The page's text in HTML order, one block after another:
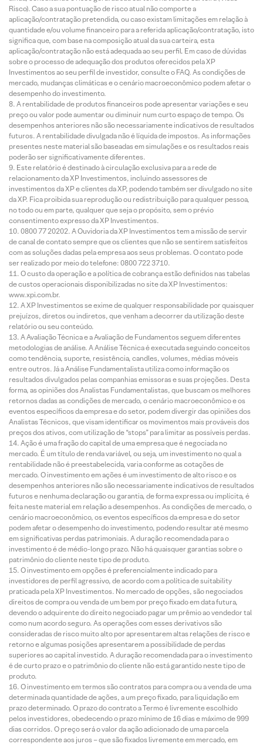
Risco). Caso a sua pontuação de risco atual não comporte a
aplicação/contratação pretendida, ou caso existam limitações em relação à
quantidade e/ou volume financeiro para a referida aplicação/contratação, isto
significa que, com base na composição atual da sua carteira, esta
aplicação/contratação não está adequada ao seu perfil. Em caso de dúvidas
sobre o processo de adequação dos produtos oferecidos pela XP
Investimentos ao seu perfil de investidor, consulte o FAQ. As condições de
mercado, mudanças climáticas e o cenário macroeconômico podem afetar o
desempenho do investimento.
A rentabilidade de produtos financeiros pode apresentar variações e seu
preço ou valor pode aumentar ou diminuir num curto espaço de tempo. Os
desempenhos anteriores não são necessariamente indicativos de resultados
futuros. A rentabilidade divulgada não é líquida de impostos. As informações
presentes neste material são baseadas em simulações e os resultados reais
poderão ser significativamente diferentes.
Este relatório é destinado à circulação exclusiva para a rede de
relacionamento da XP Investimentos, incluindo assessores de
investimentos da XP e clientes da XP, podendo também ser divulgado no site
da XP. Fica proibida sua reprodução ou redistribuição para qualquer pessoa,
no todo ou em parte, qualquer que seja o propósito, sem o prévio
consentimento expresso da XP Investimentos.
0800 77 20202. A Ouvidoria da XP Investimentos tem a missão de servir
de canal de contato sempre que os clientes que não se sentirem satisfeitos
com as soluções dadas pela empresa aos seus problemas. O contato pode
ser realizado por meio do telefone: 0800 722 3710.
O custo da operação e a política de cobrança estão definidos nas tabelas
de custos operacionais disponibilizadas no site da XP Investimentos:
www.xpi.com.br.
A XP Investimentos se exime de qualquer responsabilidade por quaisquer
prejuízos, diretos ou indiretos, que venham a decorrer da utilização deste
relatório ou seu conteúdo.
A Avaliação Técnica e a Avaliação de Fundamentos seguem diferentes
metodologias de análise. A Análise Técnica é executada seguindo conceitos
como tendência, suporte, resistência, candles, volumes, médias móveis
entre outros. Já a Análise Fundamentalista utiliza como informação os
resultados divulgados pelas companhias emissoras e suas projeções. Desta
forma, as opiniões dos Analistas Fundamentalistas, que buscam os melhores
retornos dadas as condições de mercado, o cenário macroeconômico e os
eventos específicos da empresa e do setor, podem divergir das opiniões dos
Analistas Técnicos, que visam identificar os movimentos mais prováveis dos
preços dos ativos, com utilização de “stops” para limitar as possíveis perdas.
Ação é uma fração do capital de uma empresa que é negociada no
mercado. É um título de renda variável, ou seja, um investimento no qual a
rentabilidade não é preestabelecida, varia conforme as cotações de
mercado. O investimento em ações é um investimento de alto risco e os
desempenhos anteriores não são necessariamente indicativos de resultados
futuros e nenhuma declaração ou garantia, de forma expressa ou implícita, é
feita neste material em relação a desempenhos. As condições de mercado, o
cenário macroeconômico, os eventos específicos da empresa e do setor
podem afetar o desempenho do investimento, podendo resultar até mesmo
em significativas perdas patrimoniais. A duração recomendada para o
investimento é de médio-longo prazo. Não há quaisquer garantias sobre o
patrimônio do cliente neste tipo de produto.
O investimento em opções é preferencialmente indicado para
investidores de perfil agressivo, de acordo com a política de suitability
praticada pela XP Investimentos. No mercado de opções, são negociados
direitos de compra ou venda de um bem por preço fixado em data futura,
devendo o adquirente do direito negociado pagar um prêmio ao vendedor tal
como num acordo seguro. As operações com esses derivativos são
consideradas de risco muito alto por apresentarem altas relações de risco e
retorno e algumas posições apresentarem a possibilidade de perdas
superiores ao capital investido. A duração recomendada para o investimento
é de curto prazo e o patrimônio do cliente não está garantido neste tipo de
produto.
O investimento em termos são contratos para compra ou a venda de uma
determinada quantidade de ações, a um preço fixado, para liquidação em
prazo determinado. O prazo do contrato a Termo é livremente escolhido
pelos investidores, obedecendo o prazo mínimo de 16 dias e máximo de 999
dias corridos. O preço será o valor da ação adicionado de uma parcela
correspondente aos juros – que são fixados livremente em mercado, em